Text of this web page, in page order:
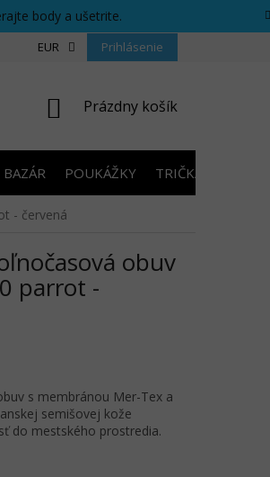
body a ušetrite.
ODSTÚPENIE OD ZMLUVY
EUR Prihlásenie
NÁKUPNÝ
Prázdny košík
BAZÁR POUKÁŽKY TRIČKÁ S
- červená
obuv
parrot -
s membránou Mer-Tex a
semišovej kože
do mestského prostredia.